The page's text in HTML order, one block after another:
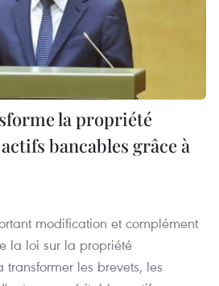
la propriété
bancables grâce à
modification et complément
la loi sur la propriété
transformer les brevets, les